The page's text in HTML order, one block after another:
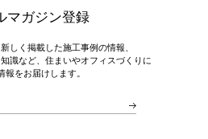
マガジン登録
しく掲載した施工事例の情報、
識など、住まいやオフィスづくりに
報をお届けします。